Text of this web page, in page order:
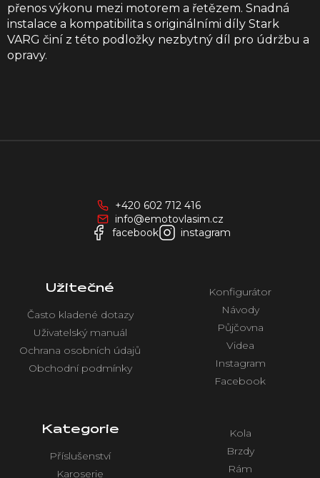
přenos výkonu mezi motorem a řetězem. Snadná
instalace a kompatibilita s originálními díly Stark
VARG činí z této podložky nezbytný díl pro údržbu a
opravy.
+420 602 712 416
info@emotovlasim.cz
facebook
instagram
Užitečné
Často kladené dotazy
Uživatelský manuál
Ochrana osobních údajů
Obchodní podmínky
Konfigurátor
Návody
Půjčovna
Videa
Instagram
Facebook
Kategorie
Příslušenství
Karoserie
Kola
Brzdy
Rám